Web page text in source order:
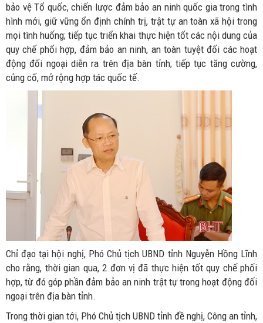
bảo vệ Tổ quốc, chiến lược đảm bảo an ninh quốc gia trong tình
hình mới, giữ vững ổn định chính trị, trật tự an toàn xã hội trong
mọi tình huống; tiếp tục triển khai thực hiện tốt các nội dung của
quy chế phối hợp, đảm bảo an ninh, an toàn tuyệt đối các hoạt
động đối ngoại diễn ra trên địa bàn tỉnh; tiếp tục tăng cường,
củng cố, mở rộng hợp tác quốc tế.
Chỉ đạo tại hội nghị, Phó Chủ tịch UBND tỉnh Nguyễn Hồng Lĩnh
cho rằng, thời gian qua, 2 đơn vị đã thực hiện tốt quy chế phối
hợp, từ đó góp phần đảm bảo an ninh trật tự trong hoạt động đối
ngoại trên địa bàn tỉnh.
Trong thời gian tới, Phó Chủ tịch UBND tỉnh đề nghị, Công an tỉnh,